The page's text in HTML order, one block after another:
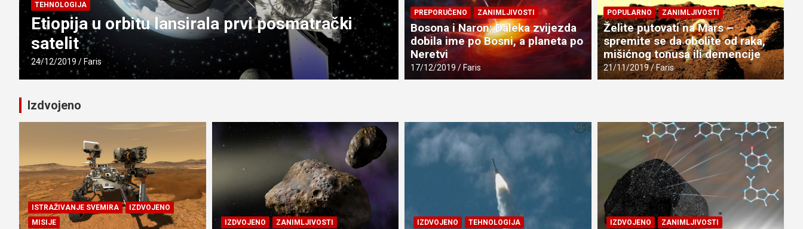
TEHNOLOGIJA
Etiopija u orbitu lansirala prvi posmatrački
satelit
24/12/2019 Faris
ASTRONOMIJA PROPUŠTENO
Zvijezda na samrti počela da blijedi, a
astronomi ne znaju zašto
24/12/2019 Faris
PREPORUČENO ZANIMLJIVOSTI
Bosona i Naron: Daleka zvijezda
dobila ime po Bosni, a planeta po
Neretvi
17/12/2019 Faris
POPULARNO ZANIMLJIVOSTI
Želite putovati na Mars –
spremite se da obolite od raka,
mišićnog tonusa ili demencije
21/11/2019 Faris
Izdvojeno
ISTRAŽIVANJE SVEMIRA
IZDVOJENO
MISIJE
IZDVOJENO ZANIMLJIVOSTI IZDVOJENO TEHNOLOGIJA IZDVOJENO ZANIMLJIVOSTI